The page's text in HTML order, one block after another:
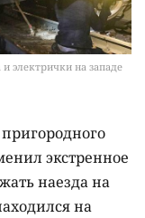
и электрички на западе
экстренное
наезда на
на